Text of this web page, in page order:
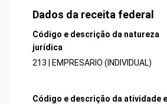
Dados da receita federal
Código e descrição da natureza
jurídica
213 | EMPRESARIO (INDIVIDUAL)
Código e descrição da atividade